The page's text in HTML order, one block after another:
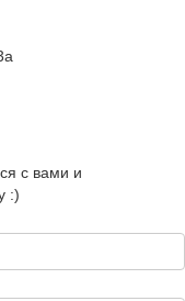
с вами и
:)